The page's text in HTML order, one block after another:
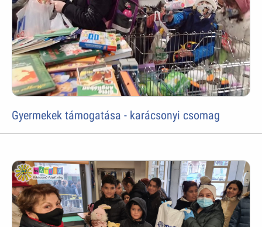
Gyermekek támogatása - karácsonyi csomag